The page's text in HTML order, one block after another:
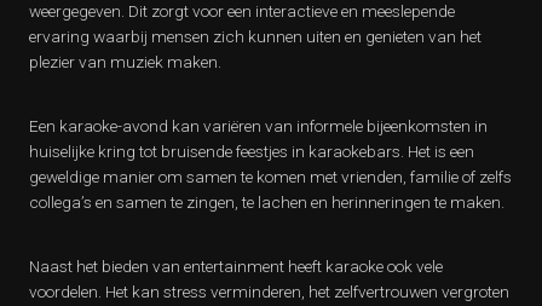
weergegeven. Dit zorgt voor een interactieve en meeslepende
ervaring waarbij mensen zich kunnen uiten en genieten van het
plezier van muziek maken.
Een karaoke-avond kan variëren van informele bijeenkomsten in
huiselijke kring tot bruisende feestjes in karaokebars. Het is een
geweldige manier om samen te komen met vrienden, familie of zelfs
collega’s en samen te zingen, te lachen en herinneringen te maken.
Naast het bieden van entertainment heeft karaoke ook vele
voordelen. Het kan stress verminderen, het zelfvertrouwen vergroten